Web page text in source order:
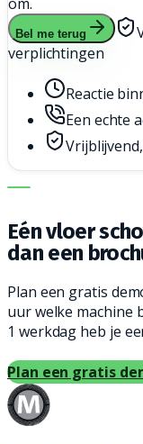
Bel me terug
verplichtingen
Reactie
Een echte
DE JUISTE
Eén vloer
dan een
Plan een gratis
uur welke machine
1 werkdag heb je
Plan een gratis